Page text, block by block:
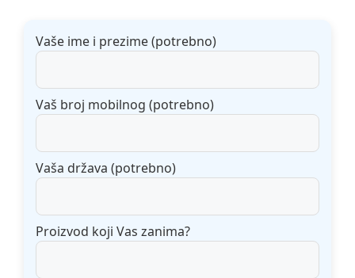
Vaše ime i prezime (potrebno)
Vaš broj mobilnog (potrebno)
Vaša država (potrebno)
Proizvod koji Vas zanima?